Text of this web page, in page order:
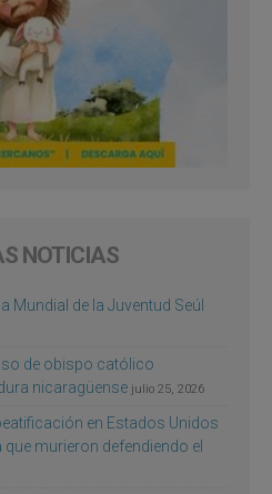
NOTICIAS
Mundial de la Juventud Seúl
de obispo católico
nicaragüense julio 25, 2026
en Estados Unidos
murieron defendiendo el